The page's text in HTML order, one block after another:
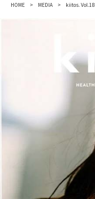
HOME > MEDIA > kiitos. Vol.18